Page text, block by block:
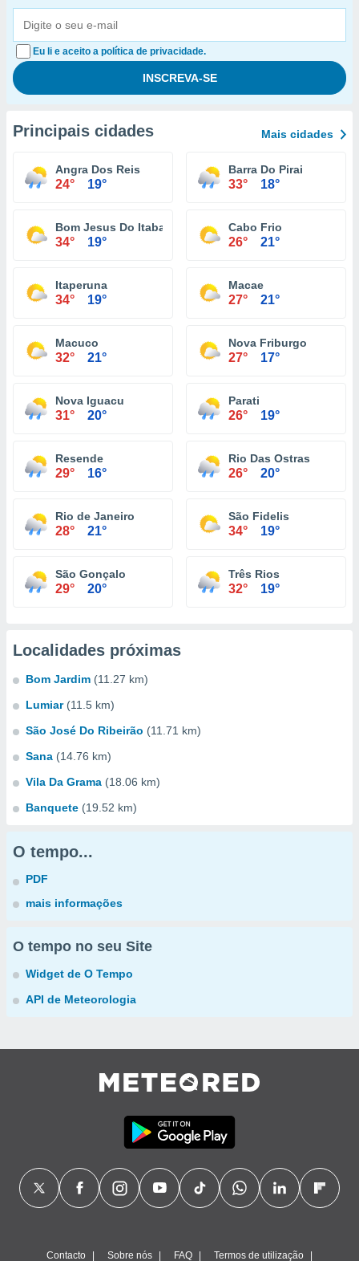
Eu li e aceito a política de privacidade.
Principais cidades Mais cidades
Angra Dos Reis
24° 19°
Barra Do Pirai
33° 18°
Bom Jesus Do Itabapoana
34° 19°
Cabo Frio
26° 21°
Itaperuna
34° 19°
Macae
27° 21°
Macuco
32° 21°
Nova Friburgo
27° 17°
Nova Iguacu
31° 20°
Parati
26° 19°
Resende
29° 16°
Rio Das Ostras
26° 20°
Rio de Janeiro
28° 21°
São Fidelis
34° 19°
São Gonçalo
29° 20°
Três Rios
32° 19°
Localidades próximas
Bom Jardim (11.27 km)
Lumiar (11.5 km)
São José Do Ribeirão (11.71 km)
Sana (14.76 km)
Vila Da Grama (18.06 km)
Banquete (19.52 km)
O tempo...
PDF
mais informações
O tempo no seu Site
Widget de O Tempo
API de Meteorologia
Contacto Sobre nós FAQ Termos de utilização